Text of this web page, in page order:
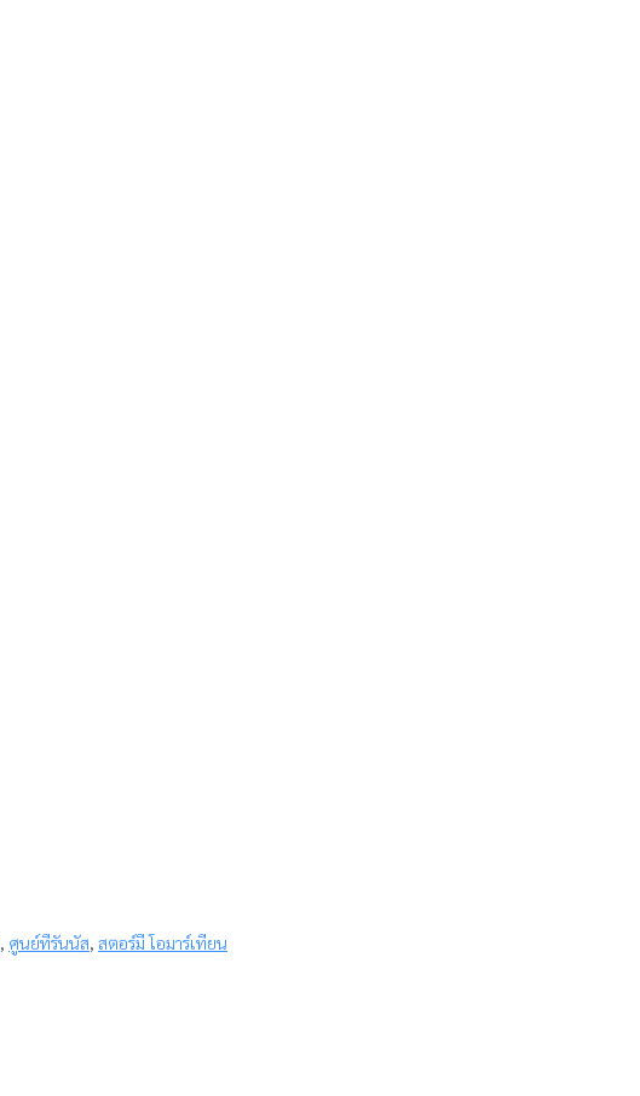
, ศูนย์ทีรันนัส, สตอร์มี โอมาร์เทียน